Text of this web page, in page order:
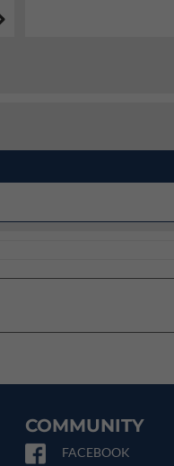
COMMUNITY
FACEBOOK